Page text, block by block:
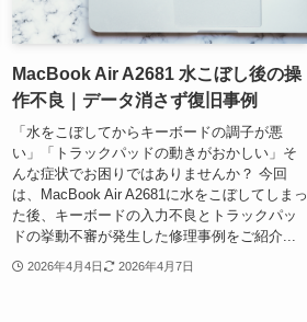
MacBook Air A2681 水こぼし後の操
作不良｜データ消さず復旧事例
「水をこぼしてからキーボードの調子が悪
い」「トラックパッドの動きがおかしい」そ
んな症状でお困りではありませんか？ 今回
は、MacBook Air A2681に水をこぼしてしまっ
た後、キーボードの入力不良とトラックパッ
ドの挙動不審が発生した修理事例をご紹介...
2026年4月4日 2026年4月7日